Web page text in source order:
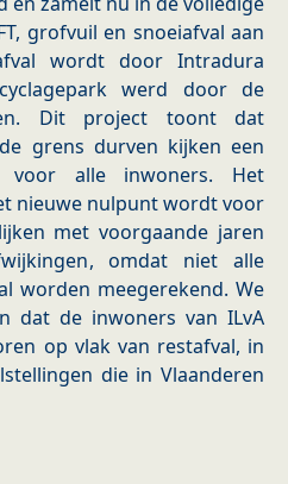
grofvuil en snoeiafval aan
wordt door Intradura
werd door de
Dit project toont dat
grens durven kijken een
voor alle inwoners. Het
nieuwe nulpunt wordt voor
met voorgaande jaren
omdat niet alle
worden meegerekend. We
dat de inwoners van ILvA
op vlak van restafval, in
die in Vlaanderen